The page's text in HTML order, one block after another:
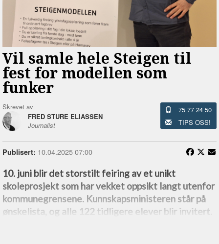
Vil samle hele Steigen til
fest for modellen som
funker
Skrevet av
FRED STURE ELIASSEN
Journalist
75 77 24 50
TIPS OSS!
Publisert: 10.04.2025 07:00
10. juni blir det storstilt feiring av et unikt
skoleprosjekt som har vekket oppsikt langt utenfor
kommunegrensene. Kunnskapsministeren står på
ønskelista, og alle 122 tidligere elever blir invitert.